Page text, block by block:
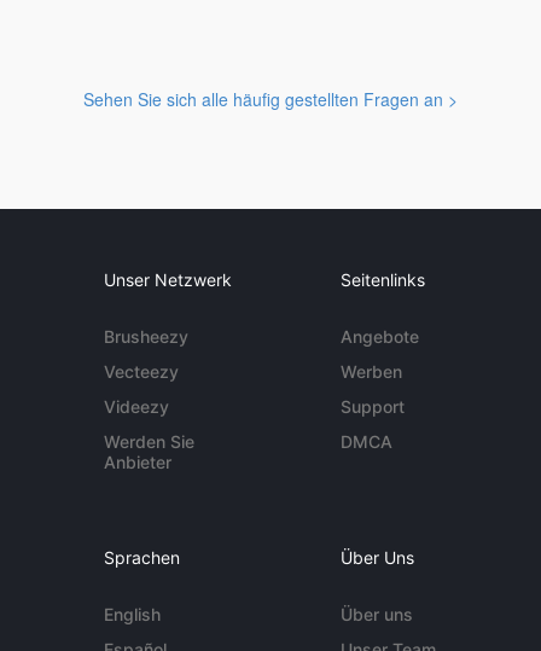
Sehen Sie sich alle häufig gestellten Fragen an >
Unser Netzwerk
Brusheezy
Vecteezy
Videezy
Werden Sie
Anbieter
Seitenlinks
Angebote
Werben
Support
DMCA
Sprachen
English
Über Uns
Über uns